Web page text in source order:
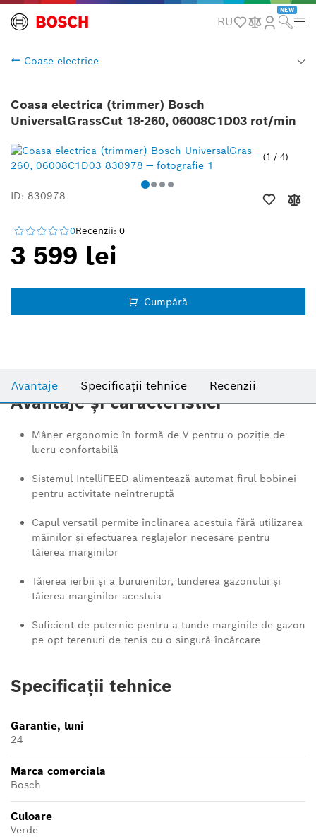
RU
NEW
Coase electrice
Coasa electrica (trimmer) Bosch
UniversalGrassCut 18-260, 06008C1D03 rot/min
1 / 4
ID: 830978
0Recenzii: 0
3 599 lei
Cumpără
Avantaje Specificații tehnice Recenzii
Avantaje și caracteristici
Mâner ergonomic în formă de V pentru o poziţie de
lucru confortabilă
Sistemul IntelliFEED alimentează automat firul bobinei
pentru activitate neîntreruptă
Capul versatil permite înclinarea acestuia fără utilizarea
mâinilor şi efectuarea reglajelor necesare pentru
tăierea marginilor
Tăierea ierbii şi a buruienilor, tunderea gazonului şi
tăierea marginilor acestuia
Suficient de puternic pentru a tunde marginile de gazon
pe opt terenuri de tenis cu o singură încărcare
Specificații tehnice
Garantie, luni
24
Marca comerciala
Bosch
Culoare
Verde